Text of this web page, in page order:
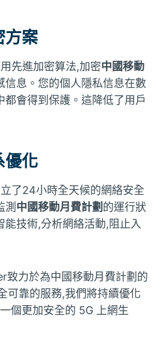
方案
先進加密算法,加密中國移動
信息。您的個人隱私信息在數
都會得到保護。這降低了用戶
優化
了24小時全天候的網絡安全
測 中國移動月費計劃 的運行狀
能技術,分析網絡活動,阻止入
致力於為中國移動月費計劃的
可靠的服務,我們將持續優化
個更加安全的 5G 上網生